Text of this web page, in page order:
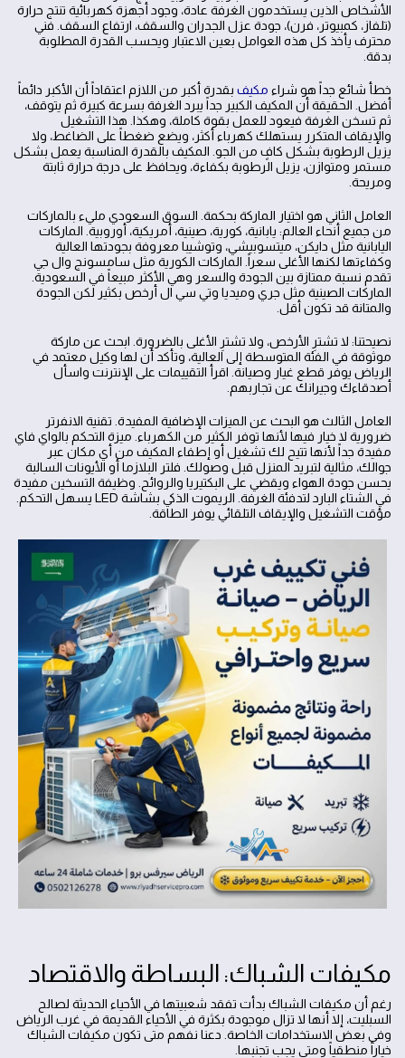
الأشخاص الذين يستخدمون الغرفة عادة، وجود أجهزة كهربائية تنتج حرارة
(تلفاز، كمبيوتر، فرن)، جودة عزل الجدران والسقف، ارتفاع السقف. فني
محترف يأخذ كل هذه العوامل بعين الاعتبار ويحسب القدرة المطلوبة
بدقة.
خطأ شائع جداً هو شراء مكيف بقدرة أكبر من اللازم اعتقاداً أن الأكبر دائماً
أفضل. الحقيقة أن المكيف الكبير جداً يبرد الغرفة بسرعة كبيرة ثم يتوقف،
ثم تسخن الغرفة فيعود للعمل بقوة كاملة، وهكذا. هذا التشغيل
والإيقاف المتكرر يستهلك كهرباء أكثر، ويضع ضغطاً على الضاغط، ولا
يزيل الرطوبة بشكل كافٍ من الجو. المكيف بالقدرة المناسبة يعمل بشكل
مستمر ومتوازن، يزيل الرطوبة بكفاءة، ويحافظ على درجة حرارة ثابتة
ومريحة.
العامل الثاني هو اختيار الماركة بحكمة. السوق السعودي مليء بالماركات
من جميع أنحاء العالم: يابانية، كورية، صينية، أمريكية، أوروبية. الماركات
اليابانية مثل دايكن، ميتسوبيشي، وتوشيبا معروفة بجودتها العالية
وكفاءتها لكنها الأغلى سعراً. الماركات الكورية مثل سامسونج وال جي
تقدم نسبة ممتازة بين الجودة والسعر وهي الأكثر مبيعاً في السعودية.
الماركات الصينية مثل جري وميديا وتي سي ال أرخص بكثير لكن الجودة
والمتانة قد تكون أقل.
نصيحتنا: لا تشترِ الأرخص، ولا تشترِ الأغلى بالضرورة. ابحث عن ماركة
موثوقة في الفئة المتوسطة إلى العالية، وتأكد أن لها وكيل معتمد في
الرياض يوفر قطع غيار وصيانة. اقرأ التقييمات على الإنترنت واسأل
أصدقاءك وجيرانك عن تجاربهم.
العامل الثالث هو البحث عن الميزات الإضافية المفيدة. تقنية الانفرتر
ضرورية لا خيار فيها لأنها توفر الكثير من الكهرباء. ميزة التحكم بالواي فاي
مفيدة جداً لأنها تتيح لك تشغيل أو إطفاء المكيف من أي مكان عبر
جوالك، مثالية لتبريد المنزل قبل وصولك. فلتر البلازما أو الأيونات السالبة
يحسن جودة الهواء ويقضي على البكتيريا والروائح. وظيفة التسخين مفيدة
في الشتاء البارد لتدفئة الغرفة. الريموت الذكي بشاشة LED يسهل التحكم.
مؤقت التشغيل والإيقاف التلقائي يوفر الطاقة.
مكيفات الشباك: البساطة والاقتصاد
رغم أن مكيفات الشباك بدأت تفقد شعبيتها في الأحياء الحديثة لصالح
السبليت، إلا أنها لا تزال موجودة بكثرة في الأحياء القديمة في غرب الرياض
وفي بعض الاستخدامات الخاصة. دعنا نفهم متى تكون مكيفات الشباك
خياراً منطقياً ومتى يجب تجنبها.